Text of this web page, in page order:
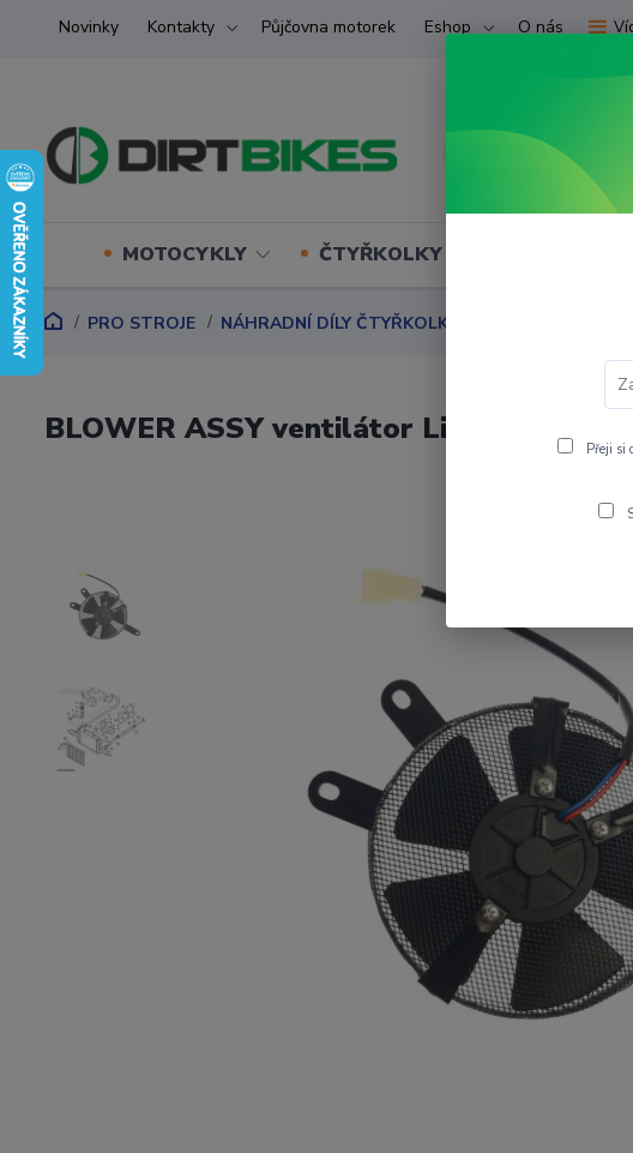
Novinky Kontakty Půjčovna motorek Eshop O nás
MOTOCYKLY ČTYŘKOLKY (ATV) UTV
PRO STROJE NÁHRADNÍ DÍLY ČTYŘKOLKY Náhradní díly
BLOWER ASSY ventilátor Linhai - 22905T
Přeji si